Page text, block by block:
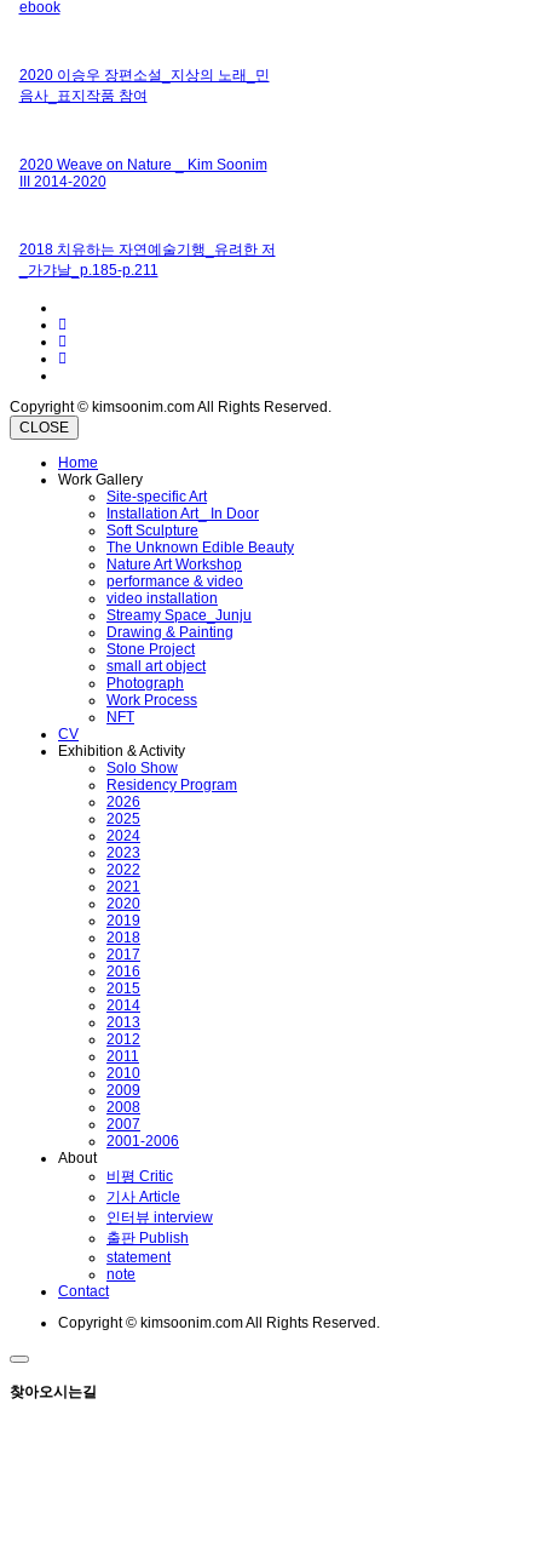
ebook
2020 이승우 장편소설_지상의 노래_민
음사_표지작품 참여
2020 Weave on Nature _ Kim Soonim
III 2014-2020
2018 치유하는 자연예술기행_유려한 저
_가갸날_p.185-p.211
Copyright © kimsoonim.com All Rights Reserved.
CLOSE
Home
Work Gallery
Site-specific Art
Installation Art_ In Door
Soft Sculpture
The Unknown Edible Beauty
Nature Art Workshop
performance & video
video installation
Streamy Space_Junju
Drawing & Painting
Stone Project
small art object
Photograph
Work Process
NFT
CV
Exhibition & Activity
Solo Show
Residency Program
2026
2025
2024
2023
2022
2021
2020
2019
2018
2017
2016
2015
2014
2013
2012
2011
2010
2009
2008
2007
2001-2006
About
비평 Critic
기사 Article
인터뷰 interview
출판 Publish
statement
note
Contact
Copyright © kimsoonim.com All Rights Reserved.
찾아오시는길